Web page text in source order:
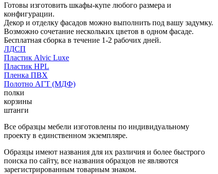
Готовы изготовить шкафы-купе любого размера и
конфигурации.
Декор и отделку фасадов можно выполнить под вашу задумку.
Возможно сочетание нескольких цветов в одном фасаде.
Бесплатная сборка в течение 1-2 рабочих дней.
ЛДСП
Пластик Alvic Luxe
Пластик HPL
Пленка ПВХ
Полотно АГТ (МДФ)
полки
корзины
штанги
Все образцы мебели изготовлены по индивидуальному
проекту в единственном экземпляре.
Образцы имеют названия для их различия и более быстрого
поиска по сайту, все названия образцов не являются
зарегистрированным товарным знаком.